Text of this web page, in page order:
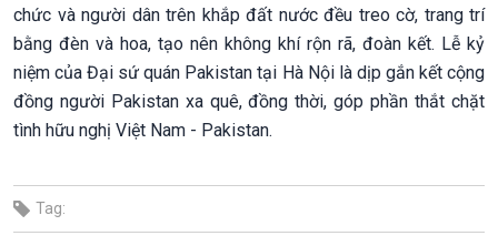
chức và người dân trên khắp đất nước đều treo cờ, trang trí
bằng đèn và hoa, tạo nên không khí rộn rã, đoàn kết. Lễ kỷ
niệm của Đại sứ quán Pakistan tại Hà Nội là dịp gắn kết cộng
đồng người Pakistan xa quê, đồng thời, góp phần thắt chặt
tình hữu nghị Việt Nam - Pakistan.
Tag: